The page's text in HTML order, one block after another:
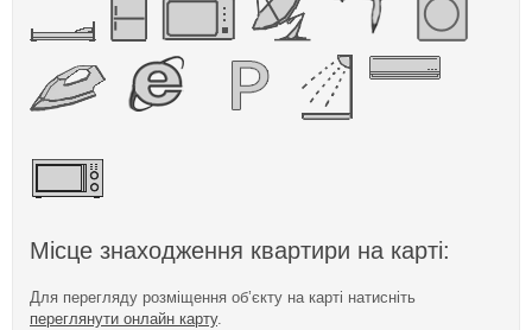
Місце знаходження квартири на карті:
Для перегляду розміщення об’єкту на карті натисніть
переглянути онлайн карту.